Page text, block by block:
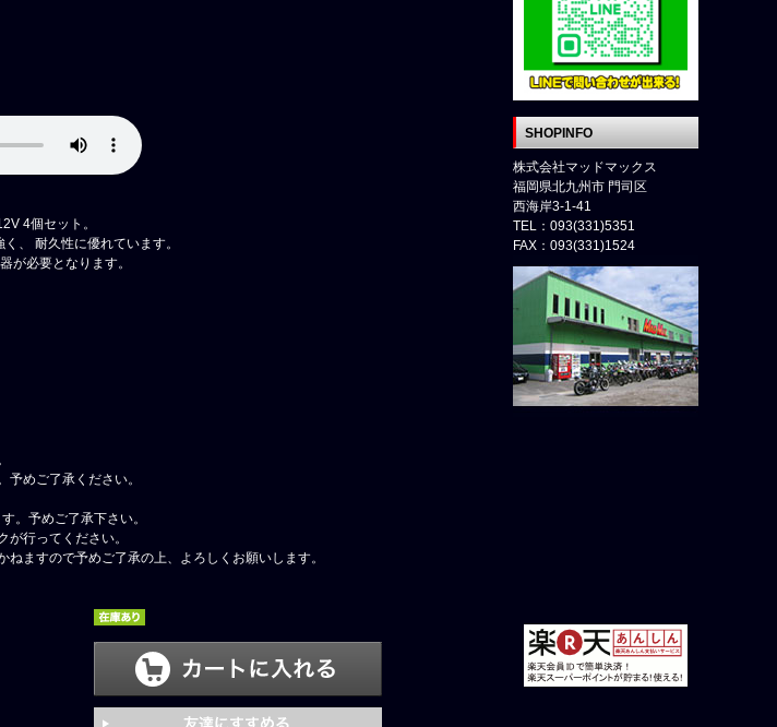
4個セット。
、 耐久性に優れています。
が必要となります。
めご了承ください。
。予めご了承下さい。
行ってください。
ますので予めご了承の上、よろしくお願いします。
SHOPINFO
株式会社マッドマックス
福岡県北九州市 門司区
西海岸3-1-41
TEL：093(331)5351
FAX：093(331)1524